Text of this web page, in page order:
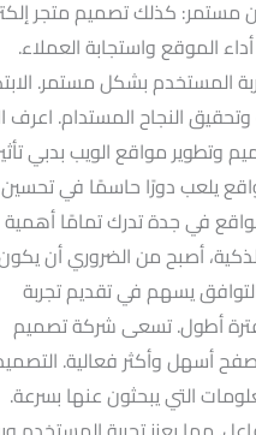
والود. 8.اختبار وتحسين مستمر: كذلك تصميم
الموقع واستجابة العملاء.
المستخدم بشكل مستمر.
النجاح المستدام. اعرف
شركة برمجة وتصميم مواقع بدبي 2- تصميم وتطوير مواقع الويب بدبي
يلعب دورًا حاسمًا في تحسين
في جدة تدرك تمامًا أهمية
أصبح من الضروري أن
يسهم في تقديم تجربة
أطول. تسعى شركة تصميم
أسهل وأكثر فعالية.
التي يبحثون عنها بسرعة.